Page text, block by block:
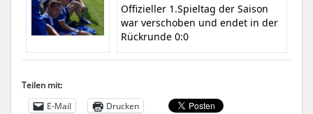
Offizieller 1.Spieltag der Saison
war verschoben und endet in der
Rückrunde 0:0
Teilen mit:
E-Mail
Drucken